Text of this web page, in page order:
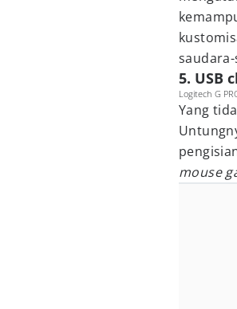
5. USB
Logitech G
Yang
mouse